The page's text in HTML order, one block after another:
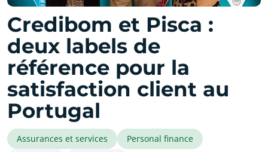
Credibom et Pisca :
deux labels de
référence pour la
satisfaction client au
Portugal
Assurances et services
Personal finance